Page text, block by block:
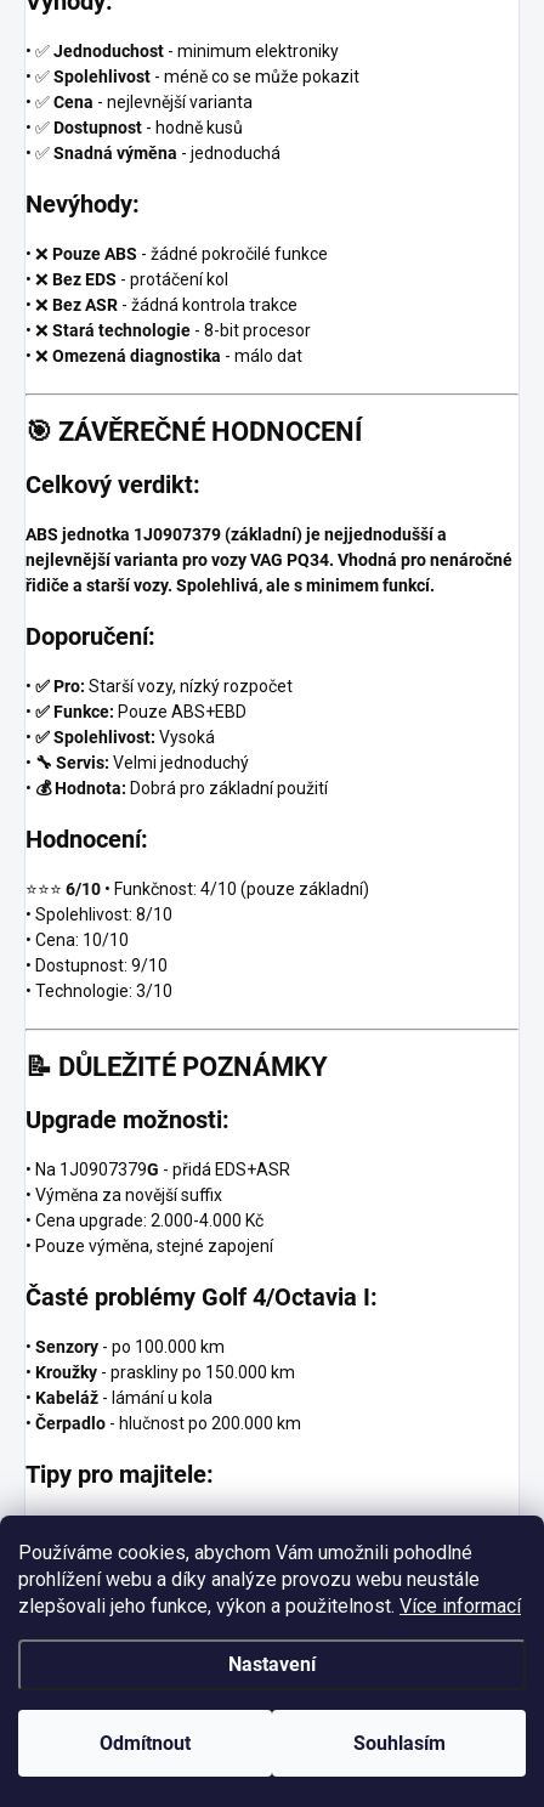
Používáme cookies, abychom Vám umožnili pohodlné
prohlížení webu a díky analýze provozu webu neustále
zlepšovali jeho funkce, výkon a použitelnost. Více informací
Nastavení
Odmítnout Souhlasím
• ✅Jednoduchost - minimum elektroniky
• ✅Spolehlivost - méně co se může pokazit
• ✅Cena - nejlevnější varianta
• ✅Dostupnost - hodně kusů
• ✅Snadná výměna - jednoduchá
Nevýhody:
• ❌ Pouze ABS - žádné pokročilé funkce
• ❌ Bez EDS - protáčení kol
• ❌ Bez ASR - žádná kontrola trakce
• ❌ Stará technologie - 8-bit procesor
• ❌ Omezená diagnostika - málo dat
🎯 ZÁVĚREČNÉ HODNOCENÍ
Celkový verdikt:
ABS jednotka 1J0907379 (základní) je nejjednodušší a
nejlevnější varianta pro vozy VAG PQ34. Vhodná pro nenáročné
řidiče a starší vozy. Spolehlivá, ale s minimem funkcí.
Doporučení:
• ✅ Pro: Starší vozy, nízký rozpočet
• ✅ Funkce: Pouze ABS+EBD
• ✅ Spolehlivost: Vysoká
• 🔧 Servis: Velmi jednoduchý
• 💰 Hodnota: Dobrá pro základní použití
Hodnocení:
⭐⭐⭐ 6/10 • Funkčnost: 4/10 (pouze základní)
• Spolehlivost: 8/10
• Cena: 10/10
• Dostupnost: 9/10
• Technologie: 3/10
📝 DŮLEŽITÉ POZNÁMKY
Upgrade možnosti:
• Na 1J0907379G - přidá EDS+ASR
• Výměna za novější suffix
• Cena upgrade: 2.000-4.000 Kč
• Pouze výměna, stejné zapojení
Časté problémy Golf 4/Octavia I:
• Senzory - po 100.000 km
• Kroužky - praskliny po 150.000 km
• Kabeláž - lámání u kola
• Čerpadlo - hlučnost po 200.000 km
Tipy pro majitele:
• Kontrola při výměně kol
• DOT 4 měnit každé 2 roky
• Upgrade na verzi G doporučen
• ABS nefunguje správně
• Upgrade na lepší verzi